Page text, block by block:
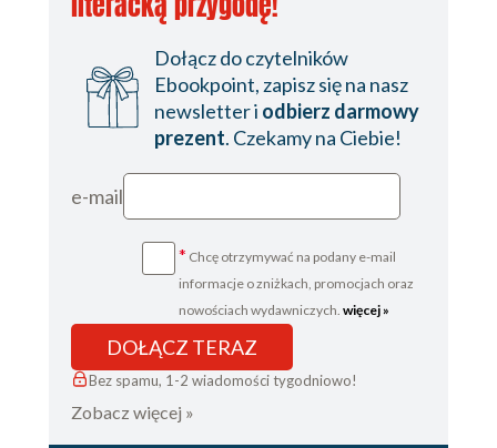
Dołącz do czytelników
Ebookpoint, zapisz się na nasz
newsletter i odbierz darmowy
prezent. Czekamy na Ciebie!
e-mail
* Chcę otrzymywać na podany e-mail
informacje o zniżkach, promocjach oraz
nowościach wydawniczych. więcej »
DOŁĄCZ TERAZ
Bez spamu, 1-2 wiadomości tygodniowo!
Zobacz więcej »